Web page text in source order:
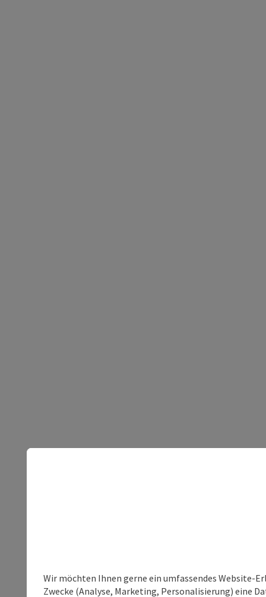
Wir möchten Ihnen gerne ein umfassendes Website-
Zwecke (Analyse, Marketing, Personalisierung) eine